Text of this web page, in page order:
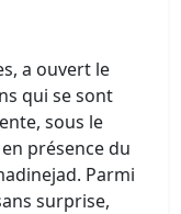
a ouvert le
qui se sont
sous le
présence du
Parmi
surprise,